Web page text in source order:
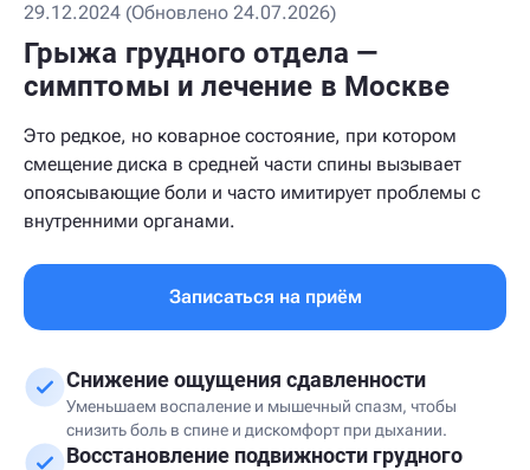
29.12.2024 (Обновлено 24.07.2026)
Грыжа грудного отдела —
симптомы и лечение в Москве
Это редкое, но коварное состояние, при котором
смещение диска в средней части спины вызывает
опоясывающие боли и часто имитирует проблемы с
внутренними органами.
Записаться на приём
Снижение ощущения сдавленности
Уменьшаем воспаление и мышечный спазм, чтобы
снизить боль в спине и дискомфорт при дыхании.
Восстановление подвижности грудного